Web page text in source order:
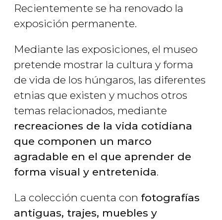
Recientemente se ha renovado la
exposición permanente.
Mediante las exposiciones, el museo
pretende mostrar la cultura y forma
de vida de los húngaros, las diferentes
etnias que existen y muchos otros
temas relacionados, mediante
recreaciones de la vida cotidiana
que componen un marco
agradable en el que aprender de
forma visual y entretenida.
La colección cuenta con fotografías
antiguas, trajes, muebles y